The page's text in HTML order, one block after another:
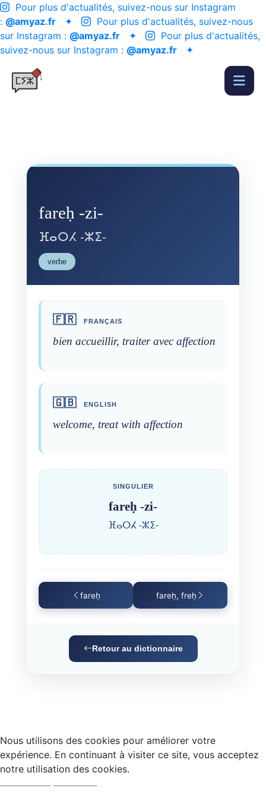
Pour plus d'actualités, suivez-nous sur Instagram
: @amyaz.fr ✦
Pour plus d'actualités, suivez-nous
sur Instagram : @amyaz.fr ✦
Pour plus d'actualités,
suivez-nous sur Instagram : @amyaz.fr ✦
fareḥ -zi-
ⴼⴰⵔⵃ -ⵣⵉ-
verbe
🇫🇷 FRANÇAIS
bien accueillir, traiter avec affection
🇬🇧 ENGLISH
welcome, treat with affection
SINGULIER
fareḥ -zi-
ⴼⴰⵔⵃ -ⵣⵉ-
fareḥ fareḥ, freḥ
Retour au dictionnaire
Nous utilisons des cookies pour améliorer votre
expérience. En continuant à visiter ce site, vous acceptez
notre utilisation des cookies.